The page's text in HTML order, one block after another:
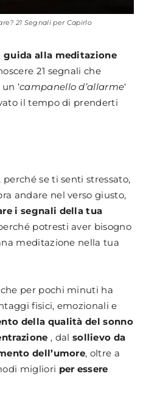
21 Segnali per Capirlo
guida alla meditazione
21 segnali che
‘campanello d’allarme‘
il tempo di prenderti
, perché se ti senti stressato,
andare nel verso giusto,
i segnali della tua
potresti aver bisogno
meditazione nella tua
per pochi minuti ha
fisici, emozionali e
della qualità del sonno
, dal sollievo da
dell’umore, oltre a
migliori per essere